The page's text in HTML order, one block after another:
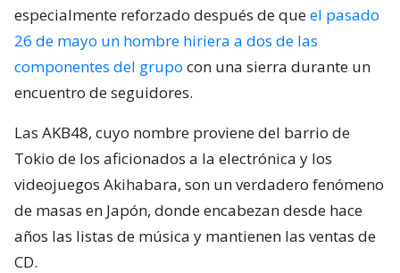
especialmente reforzado después de queel pasado
26 de mayo un hombre hiriera a dos de las
componentes del grupo con una sierra durante un
encuentro de seguidores.
Las AKB48, cuyo nombre proviene del barrio de
Tokio de los aficionados a la electrónica y los
videojuegos Akihabara, son un verdadero fenómeno
de masas en Japón, donde encabezan desde hace
años las listas de música y mantienen las ventas de
CD.